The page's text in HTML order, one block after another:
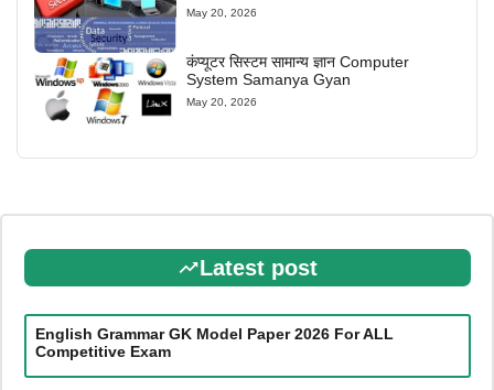
May 20, 2026
कंप्यूटर सिस्टम सामान्य ज्ञान Computer
System Samanya Gyan
May 20, 2026
Latest post
English Grammar GK Model Paper 2026 For ALL
Competitive Exam